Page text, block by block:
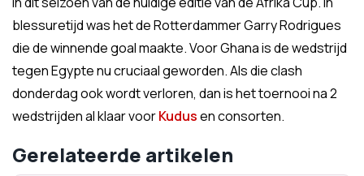
blessuretijd was het de Rotterdammer Garry Rodrigues
die de winnende goal maakte. Voor Ghana is de wedstrijd
tegen Egypte nu cruciaal geworden. Als die clash
donderdag ook wordt verloren, dan is het toernooi na 2
wedstrijden al klaar voorKudusen consorten.
Gerelateerde artikelen